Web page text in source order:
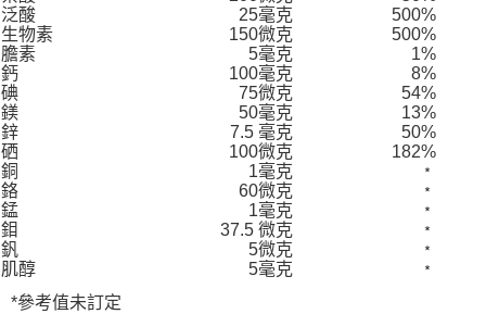
泛酸
25毫克
500%
生物素
150微克
500%
膽素
5毫克
1%
鈣
100毫克
8%
碘
75微克
54%
鎂
50毫克
13%
鋅
7.5 毫克
50%
硒
100微克
182%
銅
1毫克
﹡
鉻
60微克
﹡
錳
1毫克
﹡
鉬
37.5 微克
﹡
釩
5微克
﹡
肌醇
5毫克
﹡
*參考值未訂定